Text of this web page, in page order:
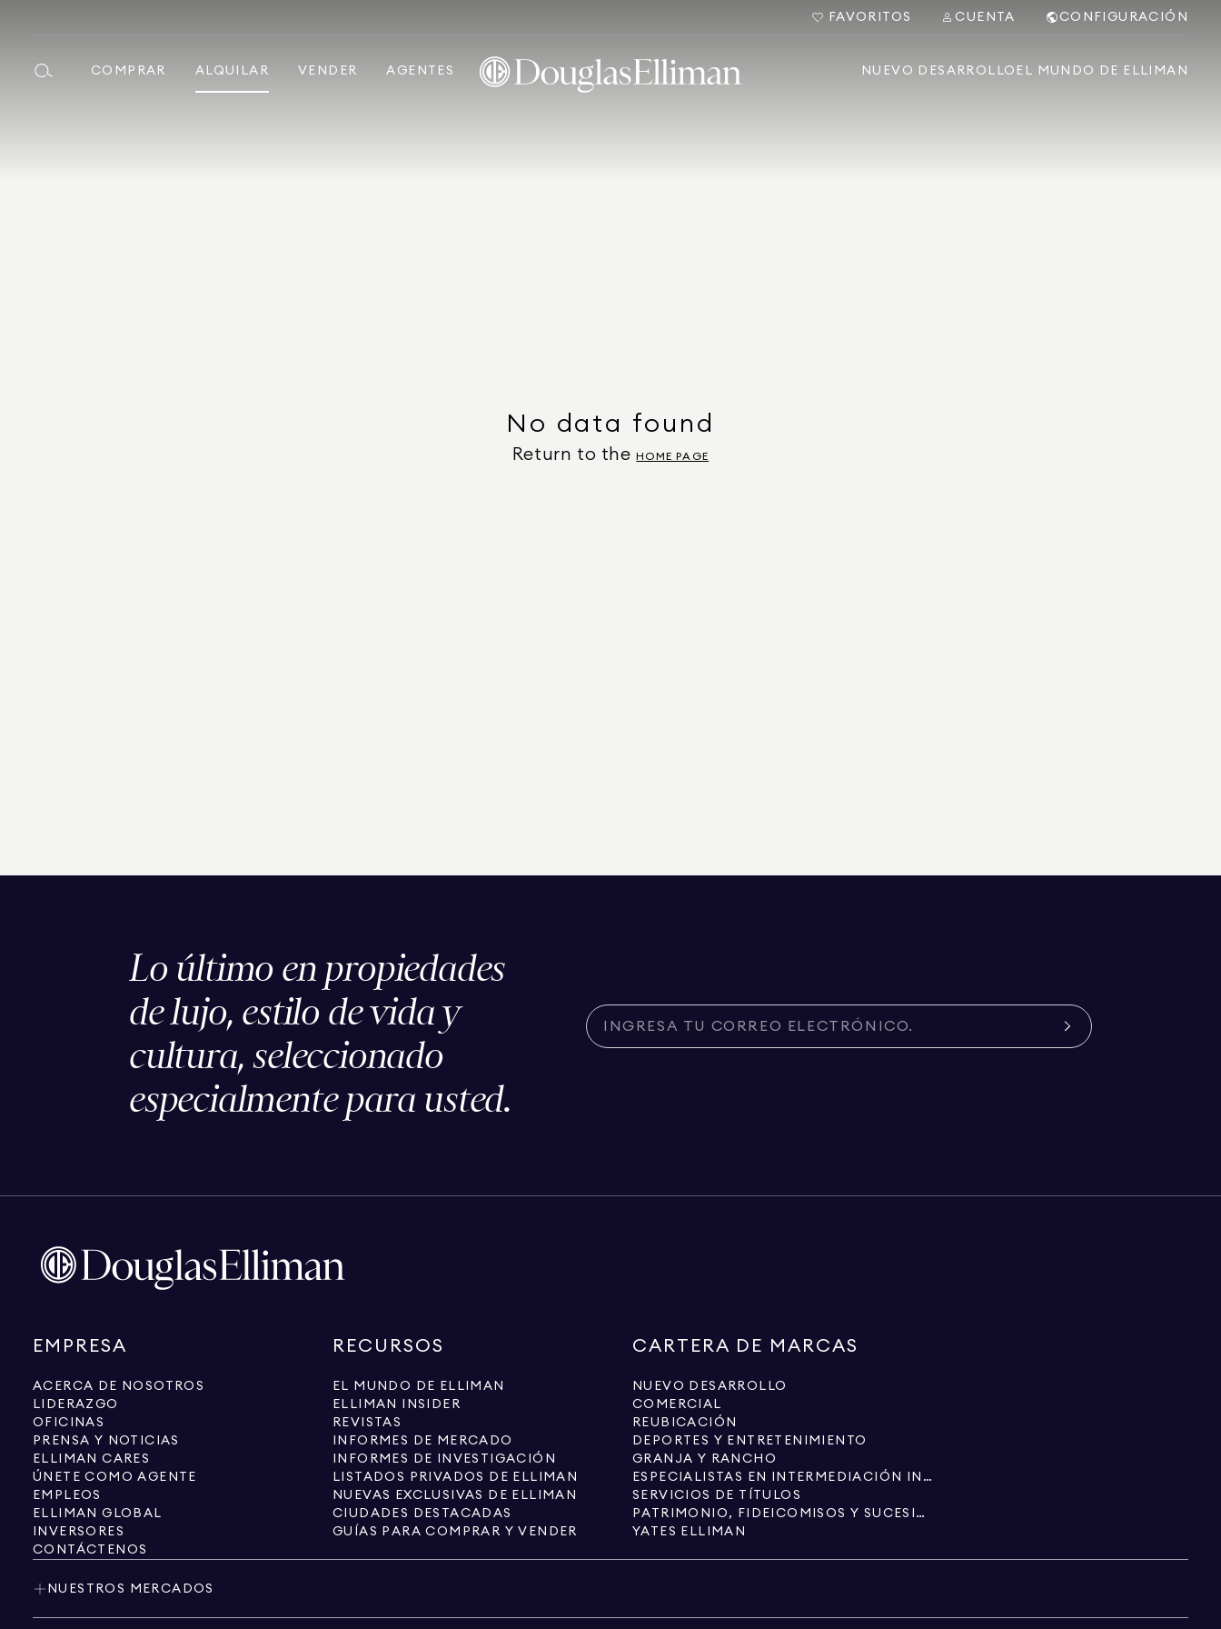
FAVORITOS CUENTA CONFIGURACIÓN
COMPRAR ALQUILAR VENDER AGENTES NUEVO DESARROLLO EL MUNDO DE ELLIMAN
No data found
Return to the HOME PAGE
Lo último en propiedades
de lujo, estilo de vida y
cultura, seleccionado
especialmente para usted.
EMPRESA
ACERCA DE NOSOTROS
LIDERAZGO
OFICINAS
PRENSA Y NOTICIAS
ELLIMAN CARES
ÚNETE COMO AGENTE
EMPLEOS
ELLIMAN GLOBAL
INVERSORES
CONTÁCTENOS
RECURSOS
EL MUNDO DE ELLIMAN
ELLIMAN INSIDER
REVISTAS
INFORMES DE MERCADO
INFORMES DE INVESTIGACIÓN
LISTADOS PRIVADOS DE ELLIMAN
NUEVAS EXCLUSIVAS DE ELLIMAN
CIUDADES DESTACADAS
GUÍAS PARA COMPRAR Y VENDER
CARTERA DE MARCAS
NUEVO DESARROLLO
COMERCIAL
REUBICACIÓN
DEPORTES Y ENTRETENIMIENTO
GRANJA Y RANCHO
ESPECIALISTAS EN INTERMEDIACIÓN INMOBILIARIA
SERVICIOS DE TÍTULOS
PATRIMONIO, FIDEICOMISOS Y SUCESIONES
YATES ELLIMAN
NUESTROS MERCADOS